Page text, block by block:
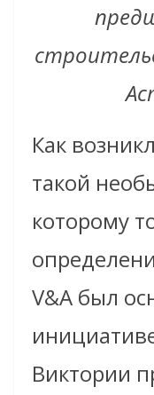
Как
такой
которому
V&A был
Виктории